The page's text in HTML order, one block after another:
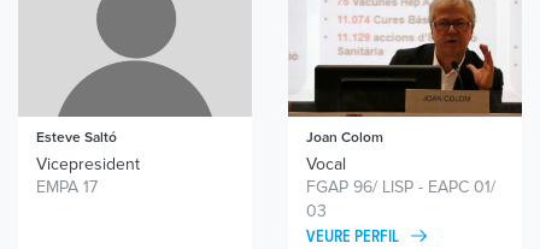
Esteve Saltó
Vicepresident
EMPA 17
Joan Colom
Vocal
FGAP 96/ LISP - EAPC 01/
03
VEURE PERFIL